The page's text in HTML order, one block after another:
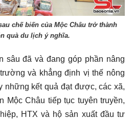
chế biến của Mộc Châu trở thành
quà du lịch ý nghĩa.
sâu đã và đang góp phần nâng
và khẳng định vị thế nông
những kết quả đạt được, các xã,
Mộc Châu tiếp tục tuyên truyền,
HTX và hộ sản xuất đầu tư